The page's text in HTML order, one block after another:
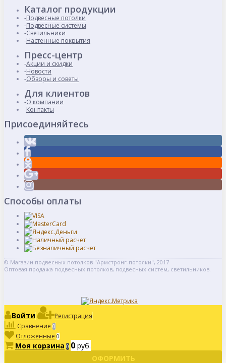
Каталог продукции
Подвесные потолки
Подвесные системы
Светильники
Настенные покрытия
Пресс-центр
Акции и скидки
Новости
Обзоры и советы
Для клиентов
О компании
Контакты
Присоединяйтесь
Способы оплаты
© Магазин подвесных потолков "Армстронг-потолки", 2017
Оптовая продажа подвесных потолков, подвесных систем, светильников.
Войти
Регистрация
Сравнение 0
Отложенные 0
Моя корзина 0 0 руб.
ОФОРМИТЬ